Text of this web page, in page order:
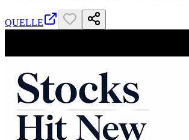
QUELLE